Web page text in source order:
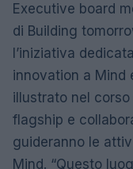
Executive board
di Building
l’iniziativa
innovation a Mind
illustrato nel
flagship e
guideranno le
Mind. “Questo